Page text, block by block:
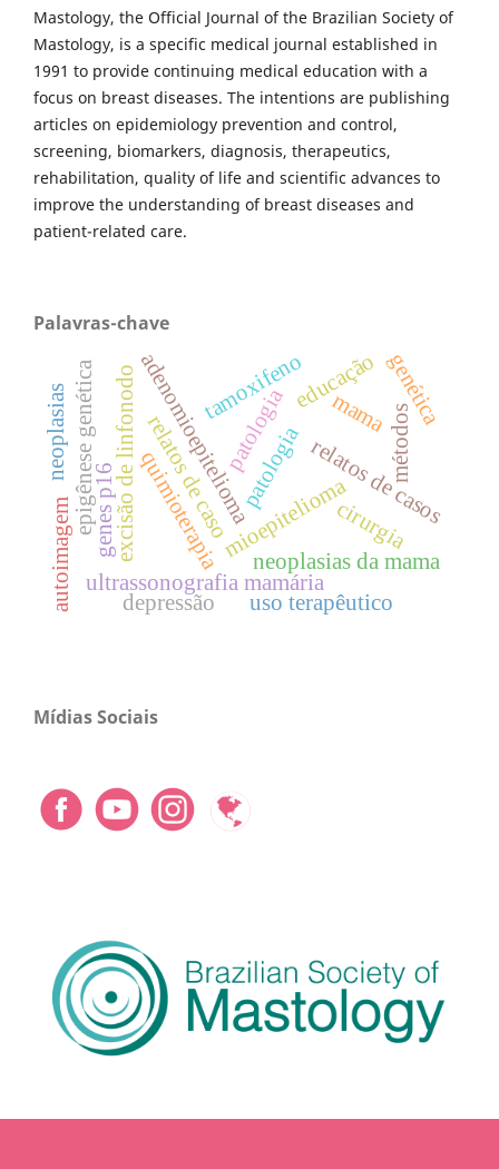
Mastology, the Official Journal of the Brazilian Society of
Mastology, is a specific medical journal established in
1991 to provide continuing medical education with a
focus on breast diseases. The intentions are publishing
articles on epidemiology prevention and control,
screening, biomarkers, diagnosis, therapeutics,
rehabilitation, quality of life and scientific advances to
improve the understanding of breast diseases and
patient-related care.
Palavras-chave
adenomioepiteliomamioepiteliomarelatos de casos
neoplasias da mama
patologia
ultrassonografia mamária
métodos
patologia
excisão de linfonodo mama
tamoxifeno
uso terapêutico
relatos de caso
quimioterapia
genes p16
genética
epigênese genética
autoimagem cirurgia
educação
neoplasias
depressão
Mídias Sociais